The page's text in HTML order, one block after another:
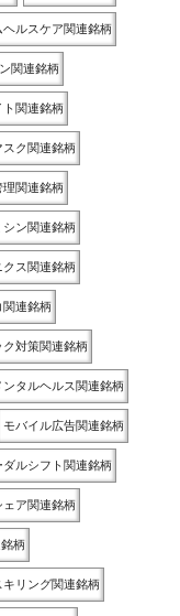
ヘルスケア関連銘柄
関連銘柄
ト関連銘柄
スク関連銘柄
理関連銘柄
シン関連銘柄
クス関連銘柄
関連銘柄
ク対策関連銘柄
ンタルヘルス関連銘柄
モバイル広告関連銘柄
ダルシフト関連銘柄
ェア関連銘柄
柄
キリング関連銘柄